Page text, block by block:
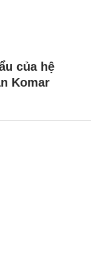
của hệ
Komar